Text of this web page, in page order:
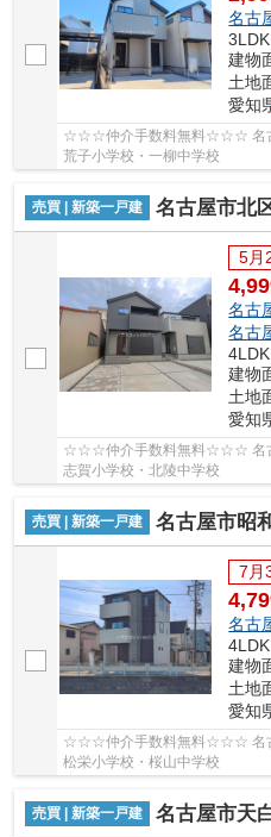
名古
3LDK
建物
土地
愛知
☆☆☆仲介手数料無料☆☆☆ 名古
荒子小学校・一柳中学校
売買 | 新築一戸建 名古屋市北区長喜町３丁目
5月
名古
名古
4LDK
建物
土地
愛知
☆☆☆仲介手数料無料☆☆☆ 名古
志賀小学校・北陵中学校
売買 | 新築一戸建 名古屋市昭和区長戸町
7月
名古
4LDK
建物
土地
愛知
☆☆☆仲介手数料無料☆☆☆ 名古
松栄小学校・桜山中学校
売買 | 新築一戸建 名古屋市天白区島田４丁目